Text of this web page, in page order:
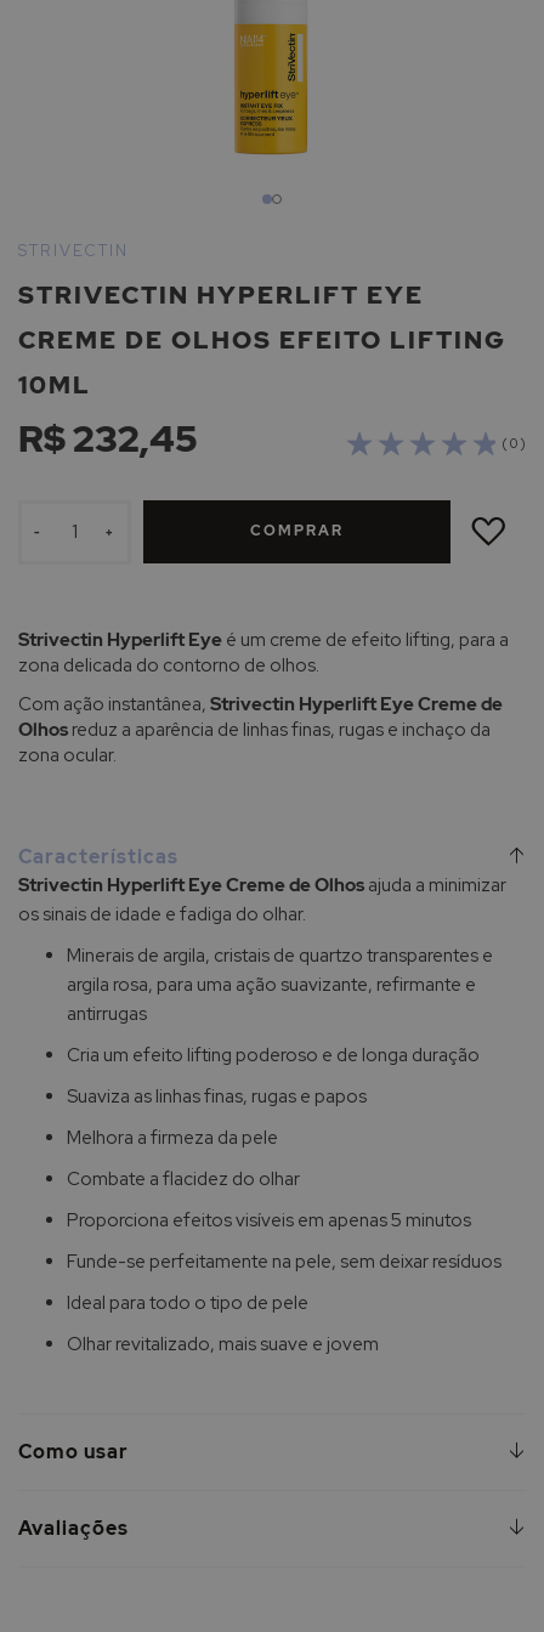
para
início
Galeria
de
imagens
STRIVECTIN HYPERLIFT EYE
CREME DE OLHOS EFEITO LIFTING
10ML
STRIVECTIN
( 0 )
R$ 232,45
- + COMPRAR
ADICIONAR
LISTA
Strivectin Hyperlift Eye é um creme de efeito lifting, para a
zona delicada do contorno de olhos.
Com ação instantânea, Strivectin Hyperlift Eye Creme de
Olhos reduz a aparência de linhas finas, rugas e inchaço da
zona ocular.
Características
Strivectin Hyperlift Eye Creme de Olhos ajuda a minimizar
os sinais de idade e fadiga do olhar.
Minerais de argila, cristais de quartzo transparentes e
argila rosa, para uma ação suavizante, refirmante e
antirrugas
Cria um efeito lifting poderoso e de longa duração
Suaviza as linhas finas, rugas e papos
Melhora a firmeza da pele
Combate a flacidez do olhar
Proporciona efeitos visíveis em apenas 5 minutos
Funde-se perfeitamente na pele, sem deixar resíduos
Ideal para todo o tipo de pele
Olhar revitalizado, mais suave e jovem
Como usar
Avaliações